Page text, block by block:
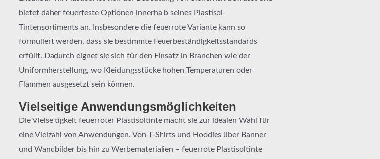
bietet daher feuerfeste Optionen innerhalb seines Plastisol-
Tintensortiments an. Insbesondere die feuerrote Variante kann so
formuliert werden, dass sie bestimmte Feuerbeständigkeitsstandards
erfüllt. Dadurch eignet sie sich für den Einsatz in Branchen wie der
Uniformherstellung, wo Kleidungsstücke hohen Temperaturen oder
Flammen ausgesetzt sein können.
Vielseitige Anwendungsmöglichkeiten
Die Vielseitigkeit feuerroter Plastisoltinte macht sie zur idealen Wahl für
eine Vielzahl von Anwendungen. Von T-Shirts und Hoodies über Banner
und Wandbilder bis hin zu Werbematerialien – feuerrote Plastisoltinte